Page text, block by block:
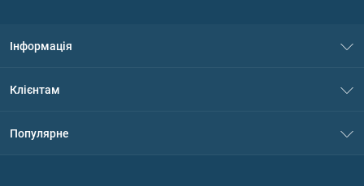
Інформація
Політика конфіденційності
Клієнтам
Популярне